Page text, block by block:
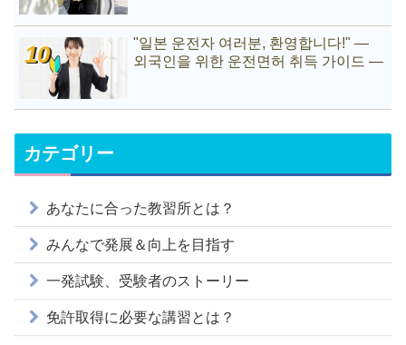
"일본 운전자 여러분, 환영합니다!" —
외국인을 위한 운전면허 취득 가이드 —
カテゴリー
あなたに合った教習所とは？
みんなで発展＆向上を目指す
一発試験、受験者のストーリー
免許取得に必要な講習とは？